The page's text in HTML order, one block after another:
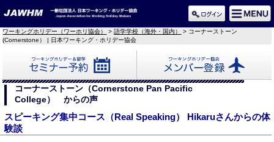
ワーキングホリデー（ワーホリ協会） >語学学校（海外・国内）
> コーナーストーン
(Cornerstone） | 日本ワーキング・ホリデー協会
セミナー予約 メンバー登録
コーナーストーン（Cornerstone Pan Pacific
College） からの声
スピーキング集中コース（Real Speaking） Hikaruさんからの体
験談